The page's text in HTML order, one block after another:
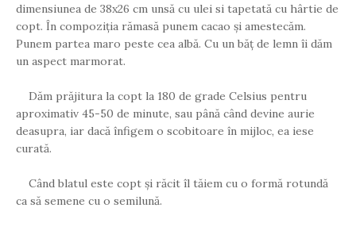
dimensiunea de 38x26 cm unsă cu ulei si tapetată cu hârtie de
copt. În compoziția rămasă punem cacao și amestecăm.
Punem partea maro peste cea albă. Cu un băț de lemn îi dăm
un aspect marmorat.
Dăm prăjitura la copt la 180 de grade Celsius pentru
aproximativ 45-50 de minute, sau până când devine aurie
deasupra, iar dacă înfigem o scobitoare în mijloc, ea iese
curată.
Când blatul este copt și răcit îl tăiem cu o formă rotundă
ca să semene cu o semilună.